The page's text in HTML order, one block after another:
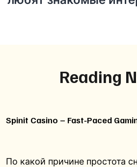
Reading
Spinit Casino – Fast‑Paced
По какой причине простота